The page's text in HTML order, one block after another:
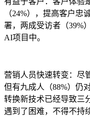
（24%），提高客户
署，两成受访者（39%
AI项目中。
营销人员快速转变：尽
但有九成人（88%）仍
转换新技术已经导致三
遇到了困难，不得不持